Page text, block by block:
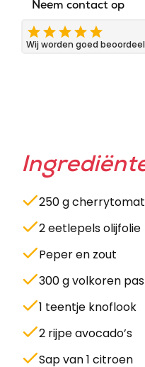
Neem contact op
Wij worden goed
250 g
2 eetlepels olijfolie
Peper en zout
300 g volkoren
1 teentje knoflook
2 rijpe avocado’s
Sap van 1 citroen